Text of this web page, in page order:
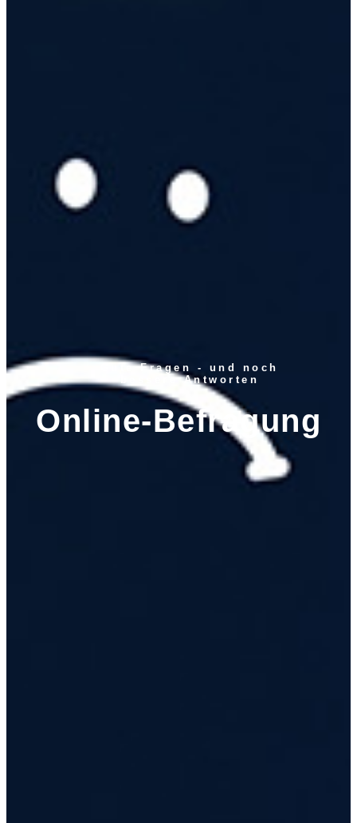
Gute Fragen - und noch
bessere Antworten
Online-Befragung